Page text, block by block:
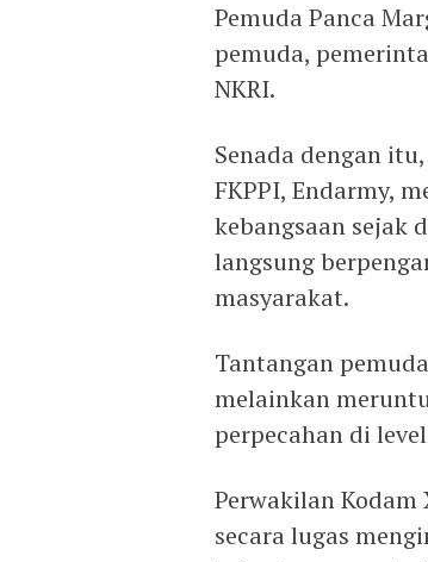
Pemuda Panca
pemuda,
NKRI.
Senada dengan
FKPPI, Endarmy,
kebangsaan sejak
langsung
masyarakat.
Tantangan
melainkan
perpecahan di
Perwakilan Kodam
secara lugas